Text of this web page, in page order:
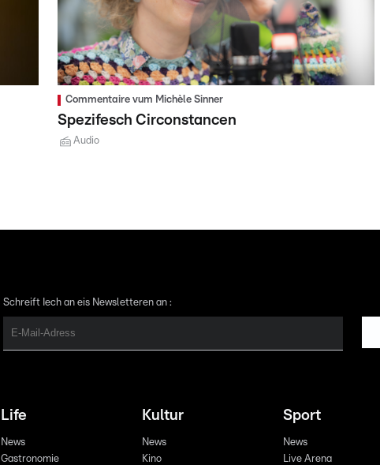
Commentaire vum Michèle Sinner
Spezifesch Circonstancen
Audio
Schreift Iech an eis Newsletteren an :
Life
News
Gastronomie
Kultur
News
Kino
Sport
News
Live Arena